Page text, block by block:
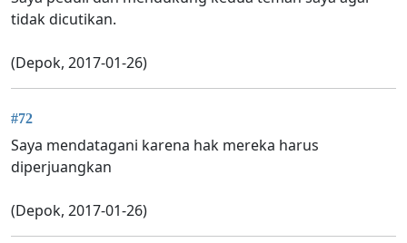
tidak dicutikan.
(Depok, 2017-01-26)
#72
Saya mendatagani karena hak mereka harus
diperjuangkan
(Depok, 2017-01-26)